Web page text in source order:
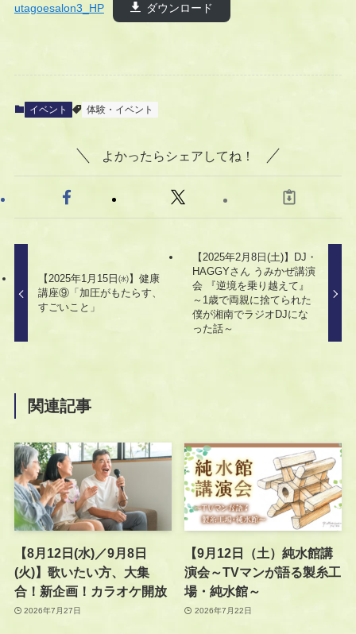
utagoesalon3_HP ダウンロード
イベント 体験・イベント
よかったらシェアしてね！
【2025年1月15日㈬】健康
講座⑨「加圧がもたらす、
すごいこと」
【2025年2月8日(土)】DJ・
HAGGYさん うみかぜ講演
会 『逆境を乗り越えて』
～1歳で両親に捨てられた
僕が湘南でラジオDJにな
った話～
関連記事
【8月12日(水)／9月8日
(火)】歌いたい方、大集
合！新企画！カラオケ開放
2026年7月27日
【9月12日（土）純水館講
演会～TVマンが語る製糸工
場・純水館～
2026年7月22日